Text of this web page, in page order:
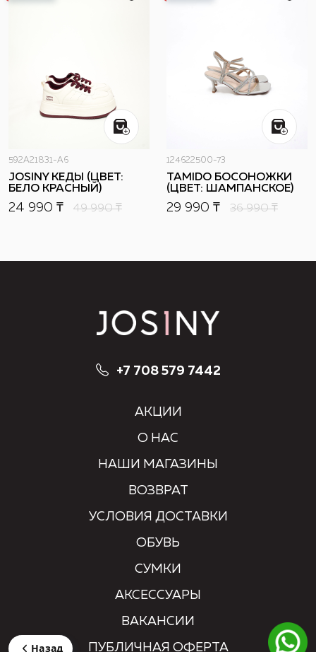
592A21831-A6
JOSINY КЕДЫ (ЦВЕТ:
БЕЛО КРАСНЫЙ)
24 990 ₸ 49 990₸
124622500-73
TAMIDO БОСОНОЖКИ
(ЦВЕТ: ШАМПАНСКОЕ)
29 990 ₸ 36 990₸
+7 708 579 7442
АКЦИИ
О НАС
НАШИ МАГАЗИНЫ
ВОЗВРАТ
УСЛОВИЯ ДОСТАВКИ
ОБУВЬ
СУМКИ
АКСЕССУАРЫ
ВАКАНСИИ
ПУБЛИЧНАЯ ОФЕРТА
Назад